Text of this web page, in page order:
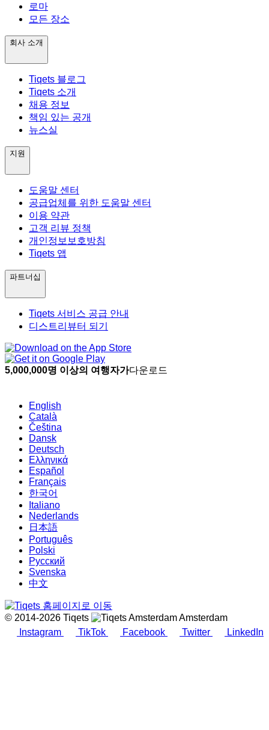
로마
모든 장소
회사 소개
Tiqets 블로그
Tiqets 소개
채용 정보
책임 있는 공개
뉴스실
지원
도움말 센터
공급업체를 위한 도움말 센터
이용 약관
고객 리뷰 정책
개인정보보호방침
Tiqets 앱
파트너십
Tiqets 서비스 공급 안내
디스트리뷰터 되기
5,000,000명 이상의 여행자가다운로드
English
Català
Čeština
Dansk
Deutsch
Ελληνικά
Español
Français
한국어
Italiano
Nederlands
日本語
Português
Polski
Русский
Svenska
中文
© 2014-2026 Tiqets
Amsterdam
Instagram
TikTok Facebook Twitter LinkedIn